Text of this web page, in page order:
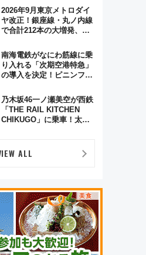
原トシヒロと行く！9月13
日「京都の鉄道満喫ツア
ー」開催
2026年9月東京メトロダイ
ヤ改正！銀座線・丸ノ内線
で合計212本の大増発、混
南海電鉄がなにわ筋線に乗
り入れる「次期空港特急」
の導入を決定！ピニンファ
デザイン
乃木坂46一ノ瀬美空が西鉄
「THE RAIL KITCHEN
CHIKUGO」に乗車！太宰
ALL